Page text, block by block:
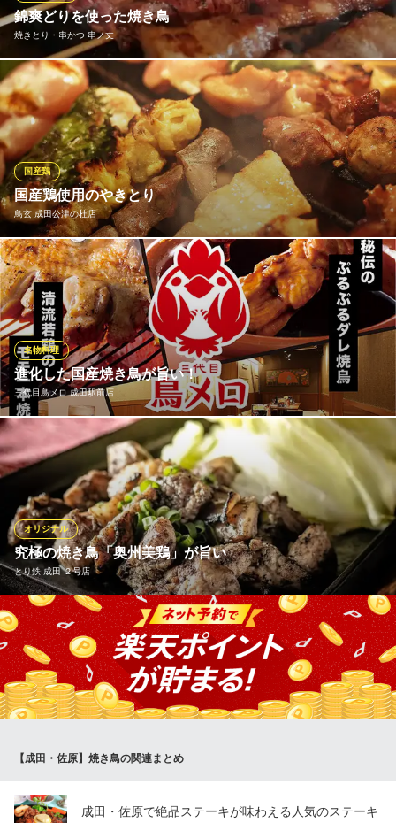
とり鉄 成田店
ヤキトリダイニング
ＪＲ成田線成田駅 徒歩1分
千葉県成田市花崎町816-23 山田ビル1F
錦爽どりを使った焼き鳥
焼きとり・串かつ 串ノ丈
鮮度抜群の『錦爽どり』を、1本1本丁寧に串打ちしたこだわりの
焼き鳥。注文を受けてから炭火で丁寧に焼き上げ、ジューシーで
旨味が詰まった味わいに仕上げます。変わり種の焼鳥もありま
す！お気軽にお声がけ下さい。
焼きとり・串かつ 串ノ丈
体に優しい串揚げ居酒屋
ＪＲ成田線成田駅 徒歩3分
千葉県成田市花崎町529-2
国産鶏使用のやきとり
鳥玄 成田公津の杜店
国産鶏
鶏肉はすべて岩手県産の国産鶏を使用。 みちのくの厳しい寒さ
を耐え抜いた、厳選された若鶏・ひな鶏を手間とひまと情熱をか
けて一本一本を串にしていきます。これぞ『プロのやきとり』！
串刺師職人の愛情をたくさん詰め込んだ『プロの一本』は必ず
感動を与えてくれます！！
鳥玄 成田公津の杜店
やきとりともつ鍋
京成本線公津の杜駅 徒歩5分
千葉県成田市公津の杜1-2-9 FUJIビル102
進化した国産焼き鳥が旨い！
三代目鳥メロ 成田駅前店
名物料理
鳥メロの焼鳥が、さらにおいしく進化しました。看板商品の焼き
鳥は、国産チルド原料を使用し、仕込みから焼きまで工程を一
新。冷凍に頼らないチルドならではの鮮度と旨みで、ささみ串は
しっとり、レバー串は濃厚な味わいに。ひと口食べれば違いが分
かる、鳥メロ自慢の焼き鳥をぜひご堪能ください。
三代目鳥メロ 成田駅前店
成田居酒屋宴会大人数
ＪＲ成田線成田駅 徒歩1分
千葉県成田市花崎町839-1 フローラル花咲ビル2F
究極の焼き鳥「奥州美鶏」が旨い
とり鉄 成田 ２号店
オリジナル
◆奥州美鶏の黒焼き きめ細かく歯ごたえのある肉質『奥州美鶏』
を特製の黒鶏油で炙りました。 少しレアな状態で熱々の鉄板に乗
せてご提供致します。お好みで九州醤油と柚子胡椒でお召し上が
りください。
京成本線京成成田駅 徒歩2分
【成田・佐原】焼き鳥の関連まとめ
成田・佐原で絶品ステーキが味わえる人気のステーキ